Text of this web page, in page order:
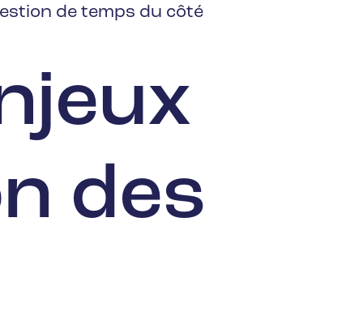
de temps du côté
des